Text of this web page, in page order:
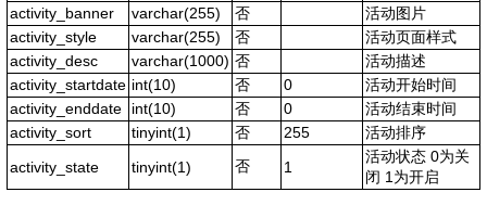
activity_banner
varchar(255) 否
活动图片
activity_style
varchar(255) 否
活动页面样式
activity_desc
varchar(1000) 否
活动描述
activity_startdate int(10) 否 0
活动开始时间
activity_enddate
int(10) 否 0
活动结束时间
activity_sort
tinyint(1) 否 255
活动排序
activity_state
tinyint(1) 否 1
活动状态 0为关
闭 1为开启